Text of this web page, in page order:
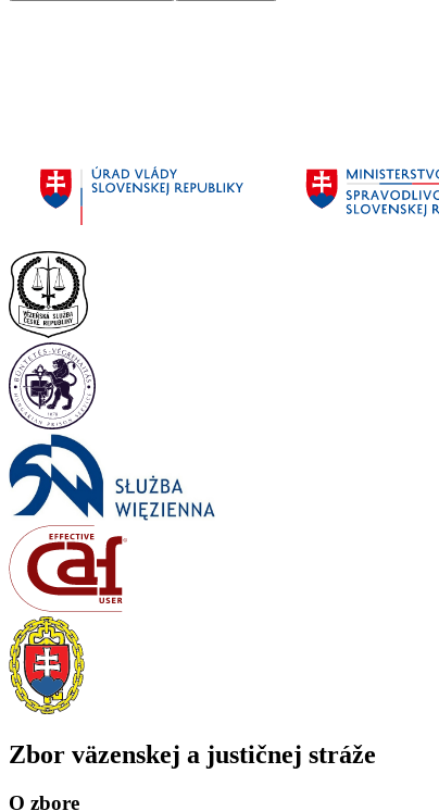
Zbor väzenskej a justičnej stráže
O zbore